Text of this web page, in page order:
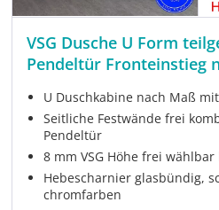
VSG Dusche U Form
Pendeltür Fronteinstieg
U Duschkabine nach Maß
Seitliche Festwände frei
Pendeltür
8 mm VSG Höhe frei wählbar
Hebescharnier glasbündig,
chromfarben